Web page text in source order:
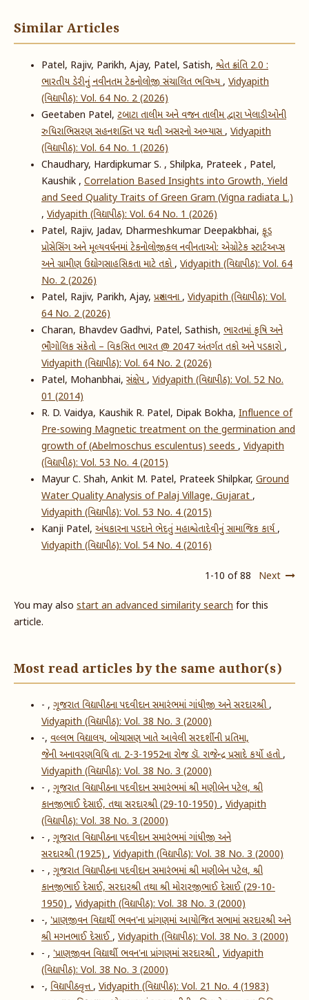
Similar Articles
Patel, Rajiv, Parikh, Ajay, Patel, Satish, શ્વેત ક્રાંતિ 2.0 :
ભારતીય ડેરીનું નવીનતમ ટેકનોલોજી સંચાલિત ભવિષ્ય, Vidyapith
(વિદ્યાપીઠ): Vol. 64 No. 2 (2026)
Geetaben Patel, ટબાટા તાલીમ અને વજન તાલીમ દ્વારા ખેલાડીઓની
રુધિરાભિસરણ સહનશક્તિ પર થતી અસરનો અભ્યાસ, Vidyapith
(વિદ્યાપીઠ): Vol. 64 No. 1 (2026)
Chaudhary, Hardipkumar S. , Shilpka, Prateek , Patel,
Kaushik , Correlation Based Insights into Growth, Yield
and Seed Quality Traits of Green Gram (Vigna radiata L.)
, Vidyapith (વિદ્યાપીઠ): Vol. 64 No. 1 (2026)
Patel, Rajiv, Jadav, Dharmeshkumar Deepakbhai, ફૂડ
પ્રોસેસિંગ અને મૂલ્યવર્ધનમાં ટેકનોલોજીકલ નવીનતાઓ: એગ્રોટેક સ્ટાર્ટઅપ્સ
અને ગ્રામીણ ઉદ્યોગસાહસિકતા માટે તકો, Vidyapith (વિદ્યાપીઠ): Vol. 64
No. 2 (2026)
Patel, Rajiv, Parikh, Ajay, પ્રસ્તાવના, Vidyapith (વિદ્યાપીઠ): Vol.
64 No. 2 (2026)
Charan, Bhavdev Gadhvi, Patel, Sathish, ભારતમાં કૃષિ અને
ભૌગોલિક સંકેતો – વિકસિત ભારત @ 2047 અંતર્ગત તકો અને પડકારો,
Vidyapith (વિદ્યાપીઠ): Vol. 64 No. 2 (2026)
Patel, Mohanbhai, સંક્ષેપ, Vidyapith (વિદ્યાપીઠ): Vol. 52 No.
01 (2014)
R. D. Vaidya, Kaushik R. Patel, Dipak Bokha, Influence of
Pre-sowing Magnetic treatment on the germination and
growth of (Abelmoschus esculentus) seeds , Vidyapith
(વિદ્યાપીઠ): Vol. 53 No. 4 (2015)
Mayur C. Shah, Ankit M. Patel, Prateek Shilpkar, Ground
Water Quality Analysis of Palaj Village, Gujarat ,
Vidyapith (વિદ્યાપીઠ): Vol. 53 No. 4 (2015)
Kanji Patel, અંધકારના પડદાને ભેદતું મહાશ્વેતાદેવીનું સામાજિક કાર્ય,
Vidyapith (વિદ્યાપીઠ): Vol. 54 No. 4 (2016)
1-10 of 88 Next
You may also start an advanced similarity search for this
article.
Most read articles by the same author(s)
- , ગૂજરાત વિદ્યાપીઠના પદવીદાન સમારંભમાં ગાંધીજી અને સરદારશ્રી,
Vidyapith (વિદ્યાપીઠ): Vol. 38 No. 3 (2000)
-, વલ્લભ વિદ્યાલય, બોચાસણ ખાતે આવેલી સરદર્શીની પ્રતિમા,
જેની અનાવરણવિધિ તા. 2-3-1952ના રોજ ડૉ. રાજેન્દ્ર પ્રસાદે કર્યો હતો,
Vidyapith (વિદ્યાપીઠ): Vol. 38 No. 3 (2000)
- , ગૂજરાત વિદ્યાપીઠના પદવીદાન સમારંભમાં શ્રી મણીબેન પટેલ, શ્રી
કાનજીભાઈ દેસાઈ, તથા સરદારશ્રી (29-10-1950) , Vidyapith
(વિદ્યાપીઠ): Vol. 38 No. 3 (2000)
- , ગૂજરાત વિદ્યાપીઠના પદવીદાન સમારંભમાં ગાંધીજી અને
સરદારશ્રી (1925) , Vidyapith (વિદ્યાપીઠ): Vol. 38 No. 3 (2000)
- , ગૂજરાત વિદ્યાપીઠના પદવીદાન સમારંભમાં શ્રી મણીબેન પટેલ, શ્રી
કાનજીભાઈ દેસાઈ, સરદારશ્રી તથા શ્રી મોરારજીભાઈ દેસાઈ (29-10-
1950) , Vidyapith (વિદ્યાપીઠ): Vol. 38 No. 3 (2000)
-, 'પ્રાણજીવન વિદ્યાર્થી ભવન'ના પ્રાંગણમાં આયોજિત સભામાં સરદારશ્રી અને
શ્રી મગનભાઈ દેસાઈ , Vidyapith (વિદ્યાપીઠ): Vol. 38 No. 3 (2000)
- , 'પ્રાણજીવન વિદ્યાર્થી ભવન'ના પ્રાંગણમાં સરદારશ્રી, Vidyapith
(વિદ્યાપીઠ): Vol. 38 No. 3 (2000)
-, વિદ્યાપીઠવૃત્ત, Vidyapith (વિદ્યાપીઠ): Vol. 21 No. 4 (1983)